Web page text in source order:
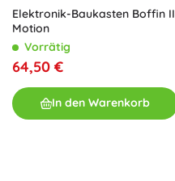
Elektronik-Baukasten Boffin II
Motion
Vorrätig
64,50 €
In den Warenkorb